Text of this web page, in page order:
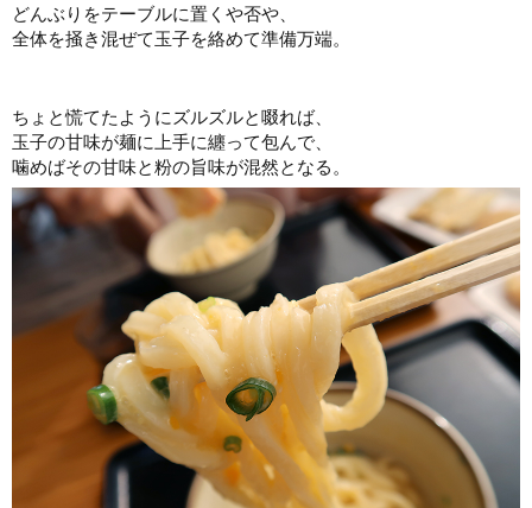
どんぶりをテーブルに置くや否や、
全体を掻き混ぜて玉子を絡めて準備万端。
ちょと慌てたようにズルズルと啜れば、
玉子の甘味が麺に上手に纏って包んで、
噛めばその甘味と粉の旨味が混然となる。